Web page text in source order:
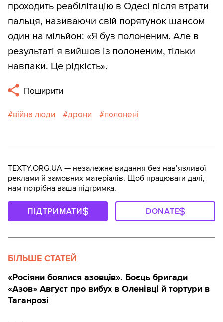
проходить реабілітацію в Одесі після втрати
пальця, називаючи свій порятунок шансом
один на мільйон: «Я був полоненим. Але в
результаті я вийшов із полоненим, тільки
навпаки. Це рідкість».
Поширити
війна люди дрони полонені
TEXTY.ORG.UA — незалежне видання без навʼязливої
реклами й замовних матеріалів. Щоб працювати далі,
нам потрібна ваша підтримка.
ПІДТРИМАТИ DONATE
БІЛЬШЕ СТАТЕЙ
«Росіяни боялися азовців». Боєць бригади
«Азов» Август про вибух в Оленівці й тортури в
Таганрозі